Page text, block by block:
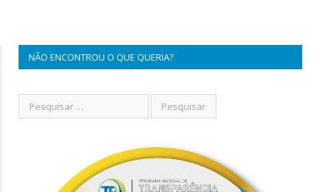
NÃO ENCONTROU O QUE QUERIA?